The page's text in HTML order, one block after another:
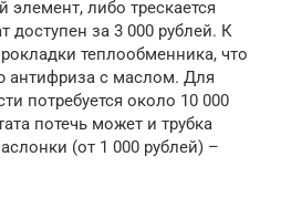
элемент, либо трескается
доступен за 3 000 рублей. К
теплообменника, что
антифриза с маслом. Для
потребуется около 10 000
потечь может и трубка
(от 1 000 рублей) –